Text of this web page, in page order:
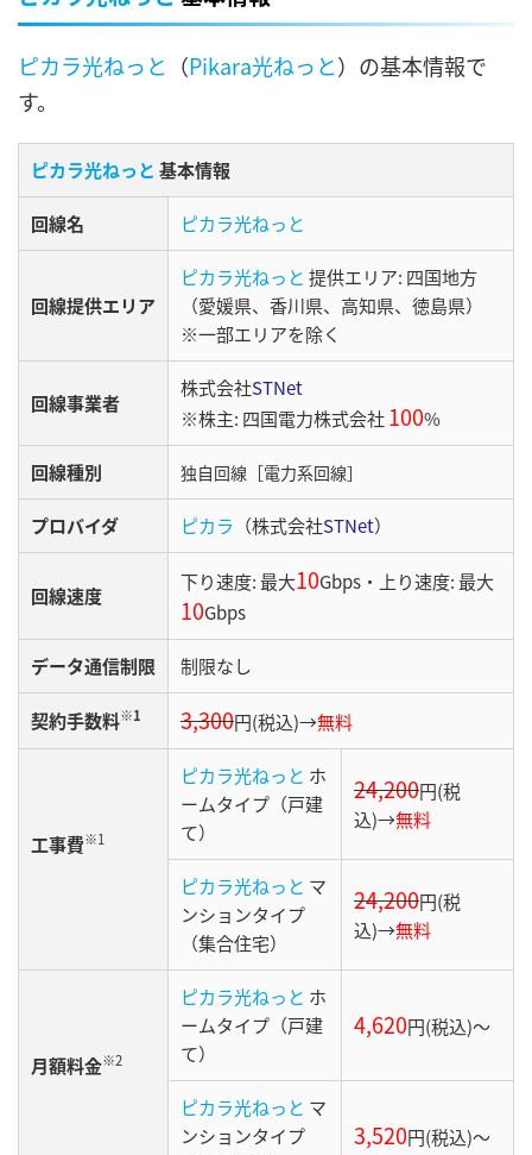
ピカラ光ねっと （Pikara光ねっと）の基本情報で
す。
ピカラ光ねっと 基本情報
回線名 ピカラ光ねっと
回線提供エリア
ピカラ光ねっと 提供エリア: 四国地方
（愛媛県、香川県、高知県、徳島県）
※一部エリアを除く
回線事業者
株式会社STNet
※株主: 四国電力株式会社100%
回線種別 独自回線 ［電力系回線］
プロバイダ ピカラ （株式会社STNet）
回線速度
下り速度: 最大10Gbps・上り速度: 最大
10Gbps
データ通信制限 制限なし
契約手数料※1 3,300円(税込)→無料
工事費※1
ピカラ光ねっと ホ
ームタイプ（戸建
て）
24,200円(税
込)→無料
ピカラ光ねっと マ
ンションタイプ
（集合住宅）
24,200円(税
込)→無料
月額料金※2
ピカラ光ねっと ホ
ームタイプ（戸建
て）
4,620円(税込)〜
ピカラ光ねっと マ
ンションタイプ
3,520円(税込)〜